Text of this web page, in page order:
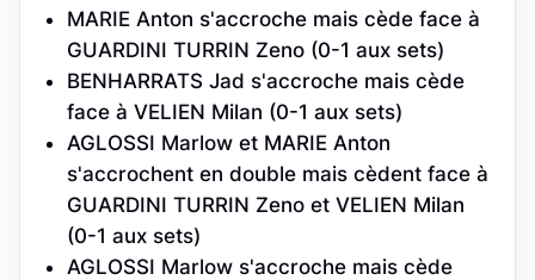
MARIE Anton s'accroche mais cède face à
GUARDINI TURRIN Zeno (0-1 aux sets)
BENHARRATS Jad s'accroche mais cède
face à VELIEN Milan (0-1 aux sets)
AGLOSSI Marlow et MARIE Anton
s'accrochent en double mais cèdent face à
GUARDINI TURRIN Zeno et VELIEN Milan
(0-1 aux sets)
AGLOSSI Marlow s'accroche mais cède